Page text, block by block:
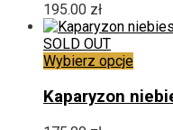
można
na
stronie
195.00 zł
SOLD OUT
Wybierz opcjeTen
ma
Kaparyzon